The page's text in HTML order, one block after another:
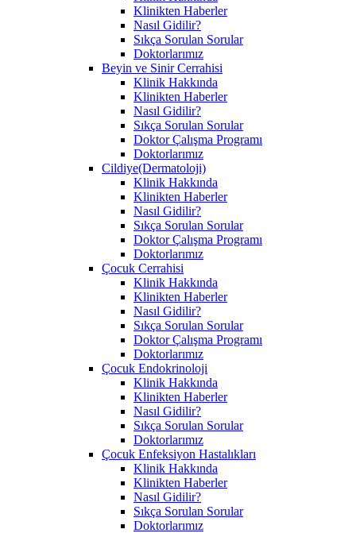
Klinikten Haberler
Nasıl Gidilir?
Sıkça Sorulan Sorular
Doktorlarımız
Beyin ve Sinir Cerrahisi
Klinik Hakkında
Klinikten Haberler
Nasıl Gidilir?
Sıkça Sorulan Sorular
Doktor Çalışma Programı
Doktorlarımız
Cildiye(Dermatoloji)
Klinik Hakkında
Klinikten Haberler
Nasıl Gidilir?
Sıkça Sorulan Sorular
Doktor Çalışma Programı
Doktorlarımız
Çocuk Cerrahisi
Klinik Hakkında
Klinikten Haberler
Nasıl Gidilir?
Sıkça Sorulan Sorular
Doktor Çalışma Programı
Doktorlarımız
Çocuk Endokrinoloji
Klinik Hakkında
Klinikten Haberler
Nasıl Gidilir?
Sıkça Sorulan Sorular
Doktorlarımız
Çocuk Enfeksiyon Hastalıkları
Klinik Hakkında
Klinikten Haberler
Nasıl Gidilir?
Sıkça Sorulan Sorular
Doktorlarımız